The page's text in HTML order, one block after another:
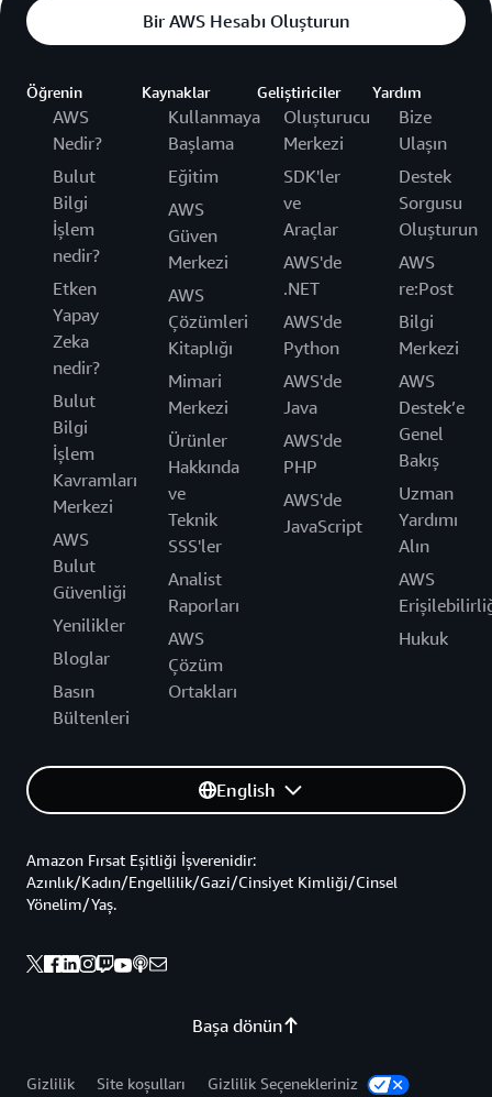
Bir AWS Hesabı Oluşturun
Öğrenin
AWS
Nedir?
Bulut
Bilgi
İşlem
nedir?
Etken
Yapay
Zeka
nedir?
Bulut
Bilgi
İşlem
Kavramları
Merkezi
AWS
Bulut
Güvenliği
Yenilikler
Bloglar
Basın
Bültenleri
Kaynaklar
Kullanmaya
Başlama
Eğitim
AWS
Güven
Merkezi
AWS
Çözümleri
Kitaplığı
Mimari
Merkezi
Ürünler
Hakkında
ve
Teknik
SSS'ler
Analist
Raporları
AWS
Çözüm
Ortakları
Geliştiriciler
Oluşturucu
Merkezi
SDK'ler
ve
Araçlar
AWS'de
.NET
AWS'de
Python
AWS'de
Java
AWS'de
PHP
AWS'de
JavaScript
Yardım
Bize
Ulaşın
Destek
Sorgusu
Oluşturun
AWS
re:Post
Bilgi
Merkezi
AWS
Destek’e
Genel
Bakış
Uzman
Yardımı
Alın
AWS
Hukuk
English
Başa dönün
Amazon Fırsat Eşitliği İşverenidir:
Azınlık/Kadın/Engellilik/Gazi/Cinsiyet Kimliği/Cinsel
Yönelim/Yaş.
Gizlilik Site koşulları Gizlilik Seçenekleriniz